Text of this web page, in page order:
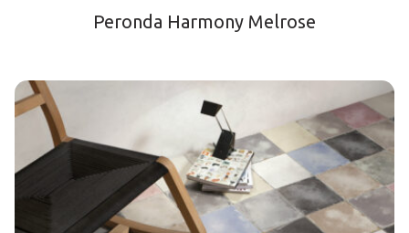
Peronda Harmony Melrose